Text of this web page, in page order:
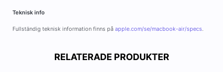
Teknisk info
Fullständig teknisk information finns på apple.com/se/macbook-air/specs.
RELATERADE PRODUKTER